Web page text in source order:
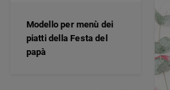
Modello per menù dei
piatti della Festa del
papà